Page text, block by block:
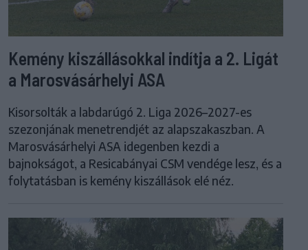
Kemény kiszállásokkal indítja a 2. Ligát
a Marosvásárhelyi ASA
Kisorsolták a labdarúgó 2. Liga 2026–2027-es
szezonjának menetrendjét az alapszakaszban. A
Marosvásárhelyi ASA idegenben kezdi a
bajnokságot, a Resicabányai CSM vendége lesz, és a
folytatásban is kemény kiszállások elé néz.